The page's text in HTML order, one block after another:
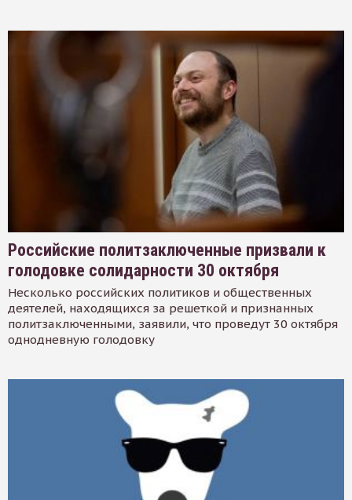
Российские политзаключенные призвали к
голодовке солидарности 30 октября
Несколько российских политиков и общественных
деятелей, находящихся за решеткой и признанных
политзаключенными, заявили, что проведут 30 октября
однодневную голодовку